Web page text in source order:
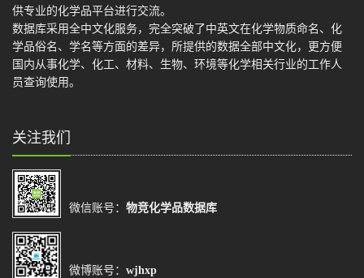
供专业的化学品平台进行交流。
数据库采用全中文化服务，完全突破了中英文在化学物质命名、化
学品俗名、学名等方面的差异，所提供的数据全部中文化，更方便
国内从事化学、化工、材料、生物、环境等化学相关行业的工作人
员查询使用。
关注我们
微信账号： 物竞化学品数据库
微博账号： wjhxp